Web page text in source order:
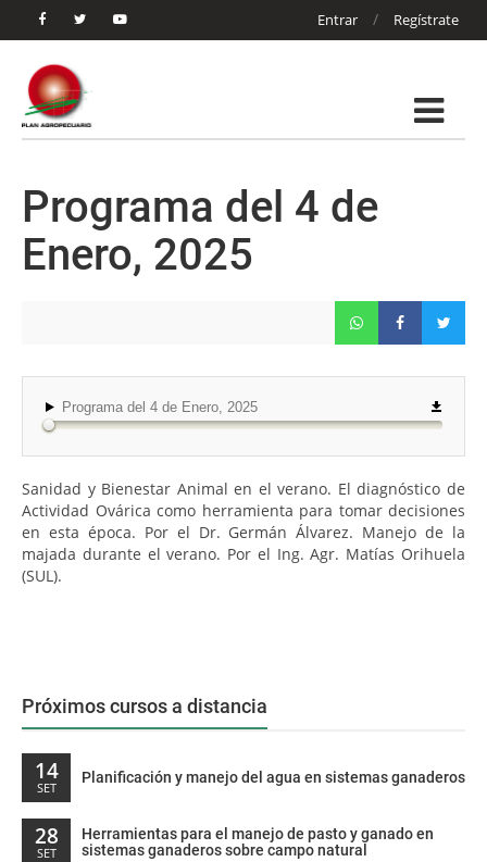
Entrar / Regístrate
Programa del 4 de
Enero, 2025
Programa del 4 de Enero, 2025
Sanidad y Bienestar Animal en el verano. El diagnóstico de
Actividad Ovárica como herramienta para tomar decisiones
en esta época. Por el Dr. Germán Álvarez. Manejo de la
majada durante el verano. Por el Ing. Agr. Matías Orihuela
(SUL).
Próximos cursos a distancia
14
SET
Planificación y manejo del agua en sistemas ganaderos
28
SET
Herramientas para el manejo de pasto y ganado en
sistemas ganaderos sobre campo natural